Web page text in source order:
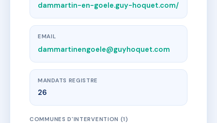
dammartin-en-goele.guy-hoquet.com/
EMAIL
dammartinengoele@guyhoquet.com
MANDATS REGISTRE
26
COMMUNES D'INTERVENTION (1)